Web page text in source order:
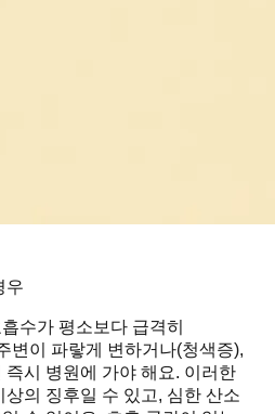
우
수가 평소보다 급격히
변이 파랗게 변하거나(청색증),
시 병원에 가야 해요. 이러한
의 징후일 수 있고, 심한 산소